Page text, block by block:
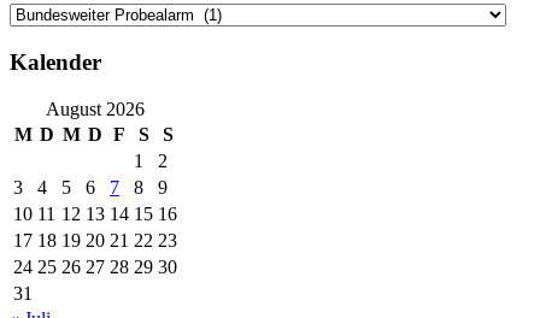
Kategorien
Kalender
August 2026
M D M D F S
S
1
2
3
4 5 6 7 8
9
10 11 12 13 14 15 16
17 18 19 20 21 22 23
24 25 26 27 28 29 30
31